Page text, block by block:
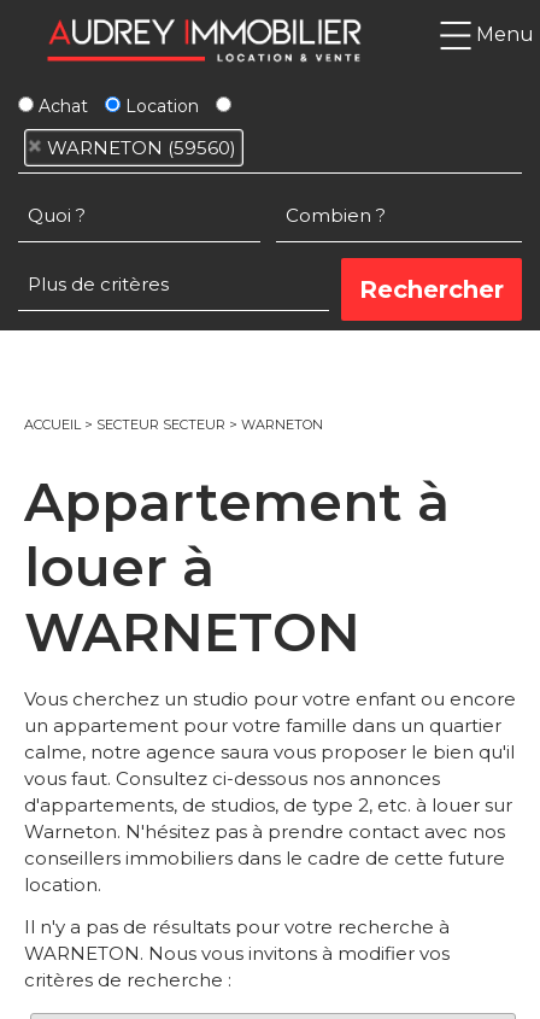
Menu
Achat Location
WARNETON (59560)
ACCUEIL> SECTEUR SECTEUR > WARNETON
Appartement à
louer à
WARNETON
Vous cherchez un studio pour votre enfant ou encore
un appartement pour votre famille dans un quartier
calme, notre agence saura vous proposer le bien qu'il
vous faut. Consultez ci-dessous nos annonces
d'appartements, de studios, de type 2, etc. à louer sur
Warneton. N'hésitez pas à prendre contact avec nos
conseillers immobiliers dans le cadre de cette future
location.
Il n'y a pas de résultats pour votre recherche à
WARNETON. Nous vous invitons à modifier vos
critères de recherche :